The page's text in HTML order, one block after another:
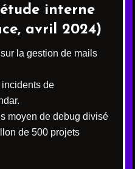
interne
avril 2024)
la gestion de mails
de
moyen de debug divisé
de 500 projets